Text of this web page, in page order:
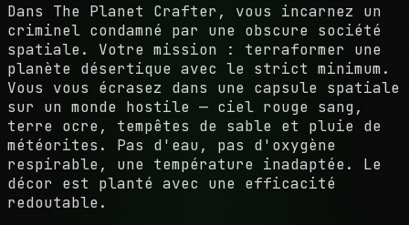
Dans The Planet Crafter, vous incarnez un
criminel condamné par une obscure société
spatiale. Votre mission : terraformer une
planète désertique avec le strict minimum.
Vous vous écrasez dans une capsule spatiale
sur un monde hostile — ciel rouge sang,
terre ocre, tempêtes de sable et pluie de
météorites. Pas d'eau, pas d'oxygène
respirable, une température inadaptée. Le
décor est planté avec une efficacité
redoutable.